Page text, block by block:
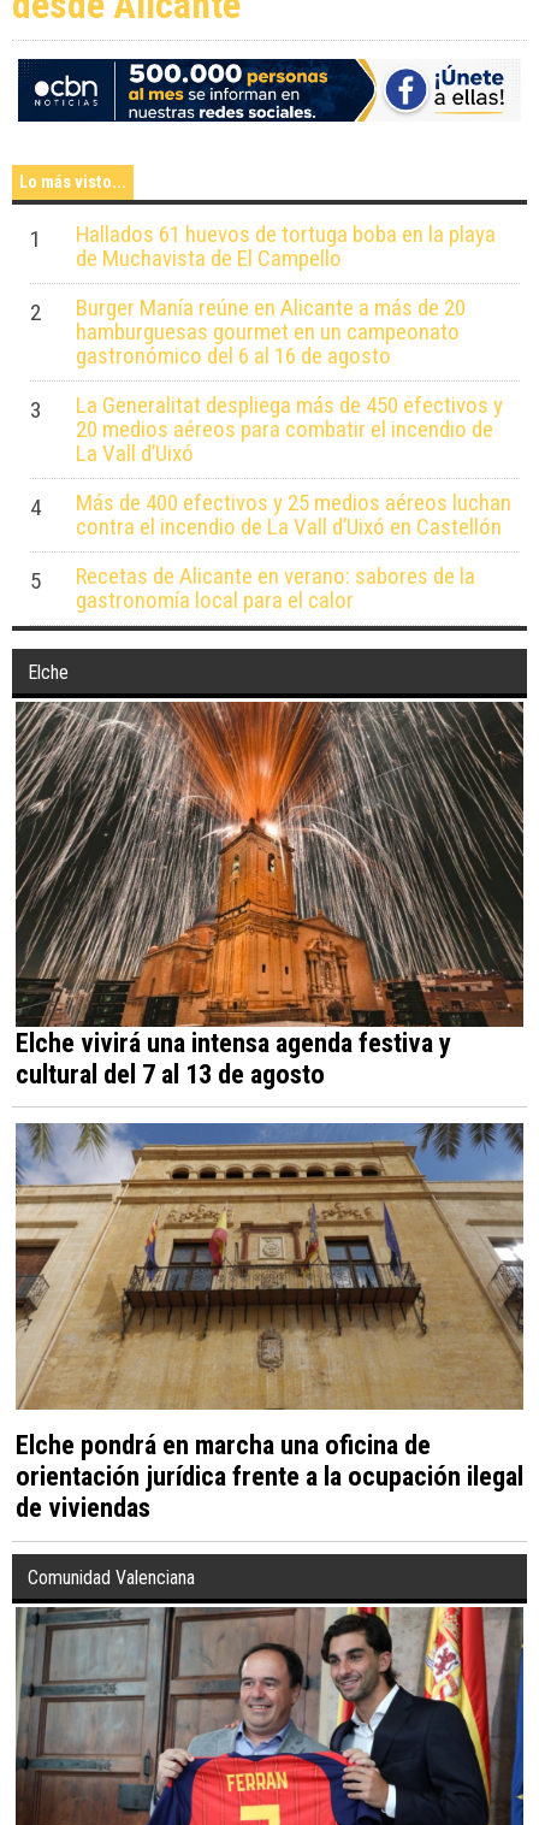
verano con 21 conciertos
gratuitos
Lo más visto...
1
Hallados 61 huevos de tortuga boba en la playa
de Muchavista de El Campello
Burger Manía reúne en Alicante a más de 20
hamburguesas gourmet en un campeonato
gastronómico del 6 al 16 de agosto
La Generalitat despliega más de 450 efectivos y
20 medios aéreos para combatir el incendio de
La Vall d’Uixó
4
Más de 400 efectivos y 25 medios aéreos luchan
contra el incendio de La Vall d’Uixó en Castellón
5
Recetas de Alicante en verano: sabores de la
gastronomía local para el calor
Elche
Elche vivirá una intensa agenda festiva y
cultural del 7 al 13 de agosto
Elche pondrá en marcha una oficina de
orientación jurídica frente a la ocupación ilegal
de viviendas
Comunidad Valenciana